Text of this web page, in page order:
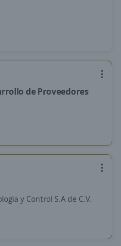
de Proveedores
y Control S.A de C.V.